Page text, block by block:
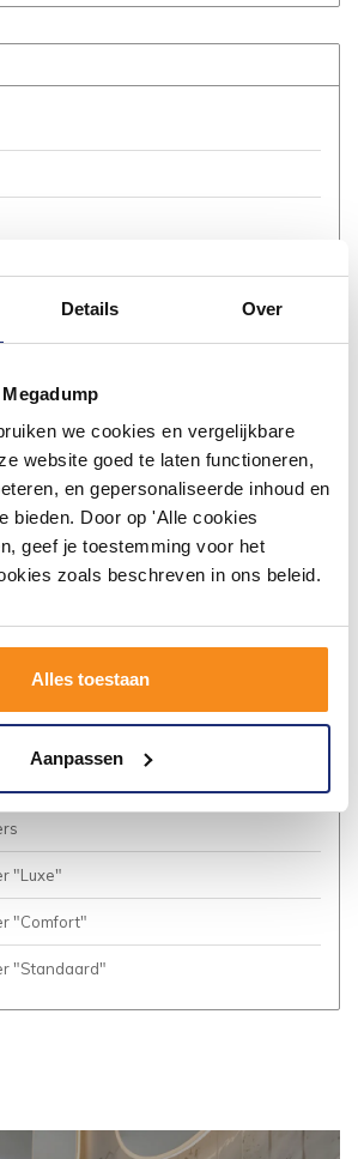
Details Over
we cookies en vergelijkbare
website goed te laten functioneren,
en gepersonaliseerde inhoud en
bieden. Door op 'Alle cookies
geef je toestemming voor het
zoals beschreven in ons beleid.
Alles toestaan
Aanpassen
"Luxe"
"Comfort"
"Standaard"